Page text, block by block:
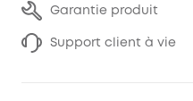
Garantie produit
Support client à vie